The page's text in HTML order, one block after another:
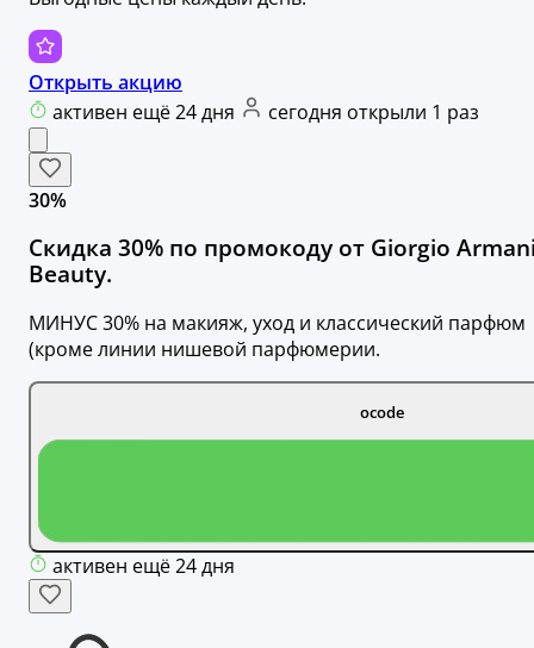
Открыть акцию
активен ещё 24 дня
сегодня открыли 1 раз
30%
Скидка 30% по промокоду от Giorgio
Beauty.
МИНУС 30% на макияж, уход и классический парфюм
(кроме линии нишевой парфюмерии.
ocode
активен ещё 24 дня